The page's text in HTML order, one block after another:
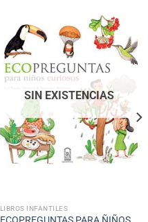
SIN EXISTENCIAS
LIBROS INFANTILES